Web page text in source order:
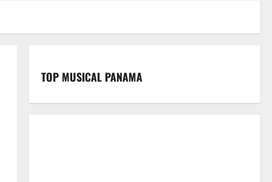
TOP MUSICAL PANAMA